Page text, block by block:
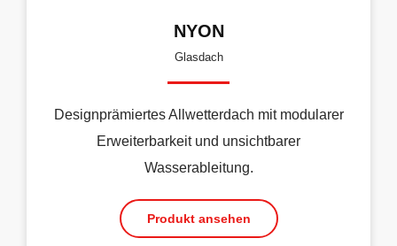
NYON
Glasdach
Designprämiertes Allwetterdach mit modularer
Erweiterbarkeit und unsichtbarer
Wasserableitung.
Produkt ansehen